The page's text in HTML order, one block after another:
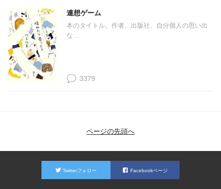
連想ゲーム
本のタイトル、作者、出版社、自分個人の思い出
な...
3379
ページの先頭へ
Twitterフォロー Facebookページ